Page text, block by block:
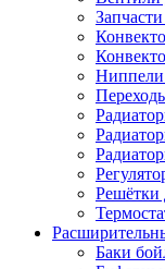
Ниппели
Решётки
Баки